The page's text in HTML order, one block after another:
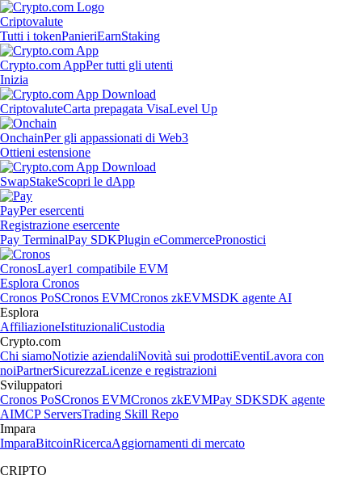
Criptovalute
Tutti i tokenPanieriEarnStaking
Crypto.com AppPer tutti gli utenti
Inizia
CriptovaluteCarta prepagata VisaLevel Up
OnchainPer gli appassionati di Web3
Ottieni estensione
SwapStakeScopri le dApp
PayPer esercenti
Registrazione esercente
Pay TerminalPay SDKPlugin eCommercePronostici
CronosLayer1 compatibile EVM
Esplora Cronos
Cronos PoSCronos EVMCronos zkEVMSDK agente AI
Esplora
AffiliazioneIstituzionaliCustodia
Crypto.com
Chi siamoNotizie aziendaliNovità sui prodottiEventiLavora con
noiPartnerSicurezzaLicenze e registrazioni
Sviluppatori
Cronos PoSCronos EVMCronos zkEVMPay SDKSDK agente
AIMCP ServersTrading Skill Repo
Impara
ImparaBitcoinRicercaAggiornamenti di mercato
CRIPTO